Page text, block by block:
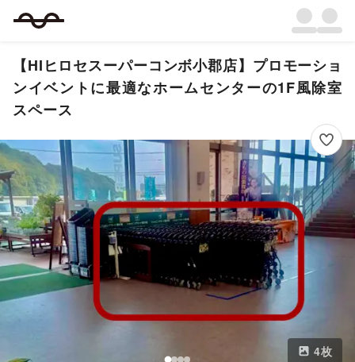
【HIヒロセスーパーコンボ小郡店】プロモーショ
ンイベントに最適なホームセンターの1F風除室
スペース
4枚